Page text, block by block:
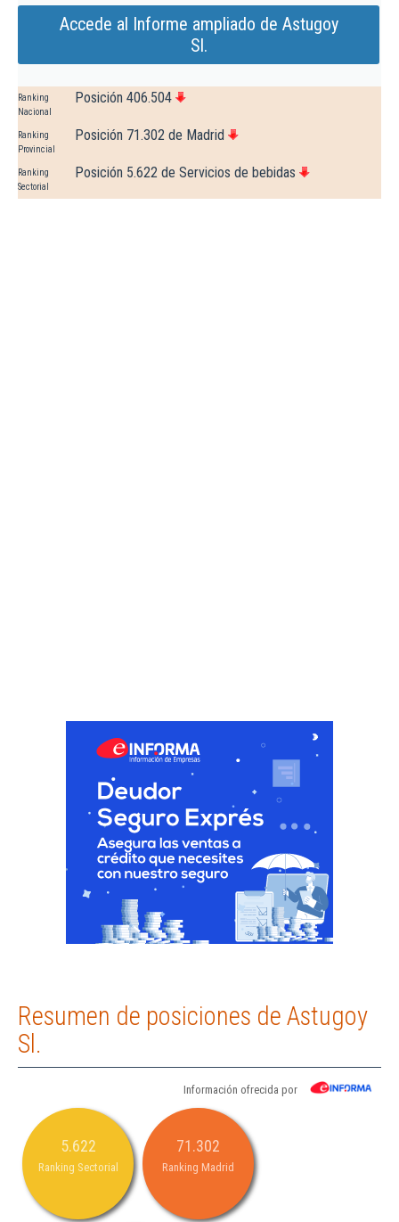
Accede al Informe ampliado de Astugoy
Sl.
Ranking
Nacional
Posición 406.504
Ranking
Provincial
Posición 71.302 de Madrid
Ranking
Sectorial
Posición 5.622 de Servicios de bebidas
Resumen de posiciones de Astugoy
Sl.
Información ofrecida por
5.622
Ranking Sectorial
71.302
Ranking Madrid